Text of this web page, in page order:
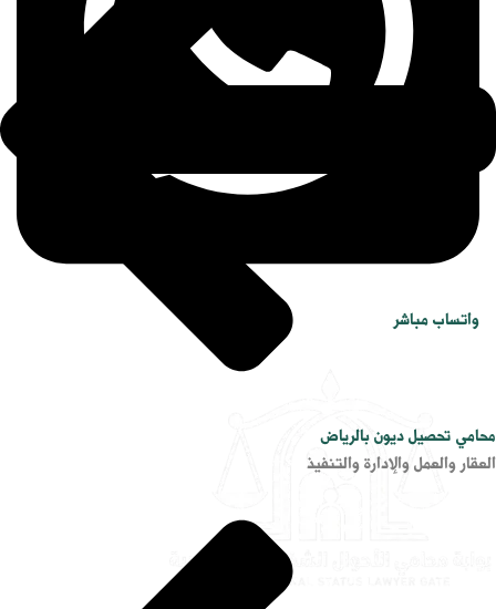
محامي تحصيل ديون بالرياض
العقار والعمل والإدارة والتنفيذ
واتساب مباشر